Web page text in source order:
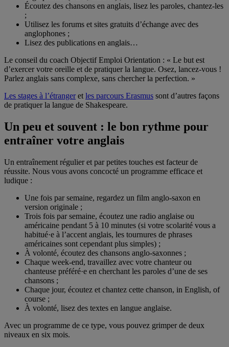
Écoutez des chansons en anglais, lisez les paroles, chantez-les
;
Utilisez les forums et sites gratuits d’échange avec des
anglophones ;
Lisez des publications en anglais…
Le conseil du coach Objectif Emploi Orientation : « Le but est
d’exercer votre oreille et de pratiquer la langue. Osez, lancez-vous !
Parlez anglais sans complexe, sans chercher la perfection. »
Les stages à l’étrangeretles parcours Erasmus sont d’autres façons
de pratiquer la langue de Shakespeare.
Un peu et souvent : le bon rythme pour
entraîner votre anglais
Un entraînement régulier et par petites touches est facteur de
réussite. Nous vous avons concocté un programme efficace et
ludique :
Une fois par semaine, regardez un film anglo-saxon en
version originale ;
Trois fois par semaine, écoutez une radio anglaise ou
américaine pendant 5 à 10 minutes (si votre scolarité vous a
habitué·e à l’accent anglais, les tournures de phrases
américaines sont cependant plus simples) ;
À volonté, écoutez des chansons anglo-saxonnes ;
Chaque week-end, travaillez avec votre chanteur ou
chanteuse préféré·e en cherchant les paroles d’une de ses
chansons ;
Chaque jour, écoutez et chantez cette chanson, in English, of
course ;
À volonté, lisez des textes en langue anglaise.
Avec un programme de ce type, vous pouvez grimper de deux
niveaux en six mois.